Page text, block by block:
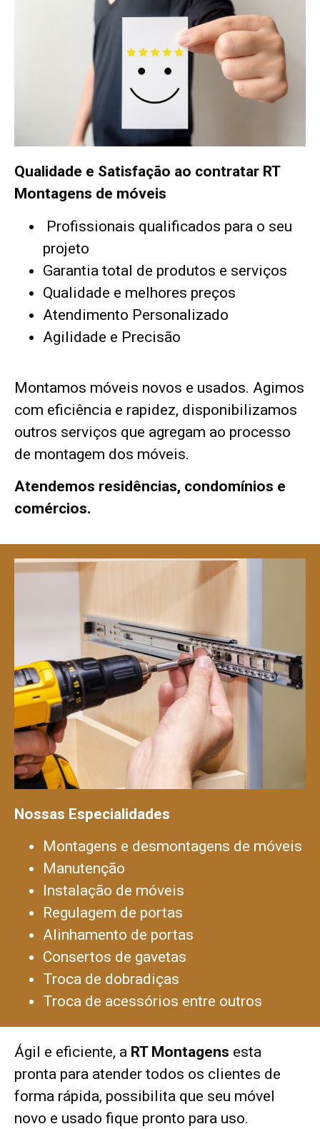
Qualidade e Satisfação ao contratar RT
Montagens de móveis
Profissionais qualificados para o seu
projeto
Garantia total de produtos e serviços
Qualidade e melhores preços
Atendimento Personalizado
Agilidade e Precisão
Montamos móveis novos e usados. Agimos
com eficiência e rapidez, disponibilizamos
outros serviços que agregam ao processo
de montagem dos móveis.
Atendemos residências, condomínios e
comércios.
Nossas Especialidades
Montagens e desmontagens de móveis
Manutenção
Instalação de móveis
Regulagem de portas
Alinhamento de portas
Consertos de gavetas
Troca de dobradiças
Troca de acessórios entre outros
Ágil e eficiente, a RT Montagens esta
pronta para atender todos os clientes de
forma rápida, possibilita que seu móvel
novo e usado fique pronto para uso.